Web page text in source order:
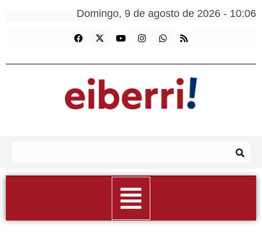
Domingo, 9 de agosto de 2026 - 10:06